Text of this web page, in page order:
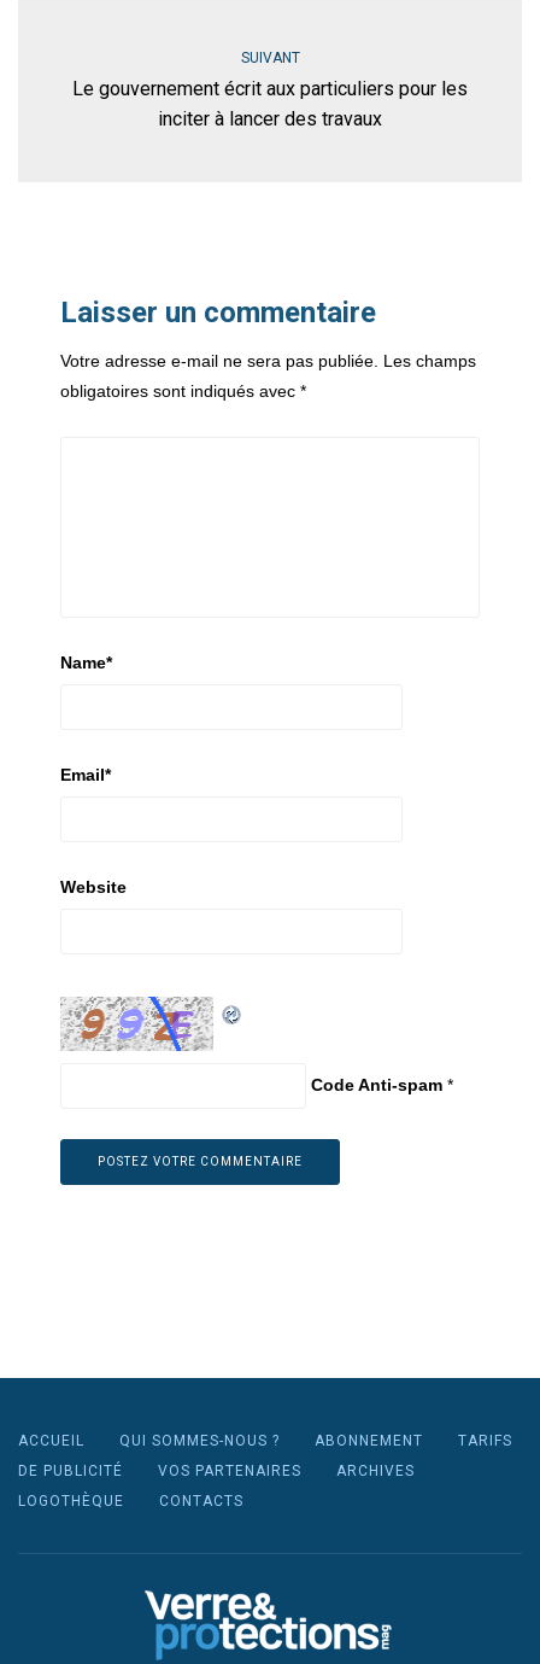
SUIVANT
Le gouvernement écrit aux particuliers pour les
inciter à lancer des travaux
Laisser un commentaire
Votre adresse e-mail ne sera pas publiée. Les champs
obligatoires sont indiqués avec *
Name*
Email*
Website
Code Anti-spam *
ACCUEIL QUI SOMMES-NOUS ? ABONNEMENT
TARIFS
DE PUBLICITÉ
VOS PARTENAIRES
ARCHIVES
LOGOTHÈQUE
CONTACTS